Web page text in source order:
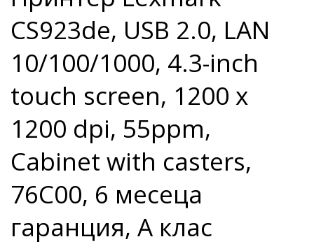
CS923de, USB 2.0, LAN
10/100/1000, 4.3-inch
touch screen, 1200 x
1200 dpi, 55ppm,
Cabinet with casters,
76C00, 6 месеца
гаранция, A клас